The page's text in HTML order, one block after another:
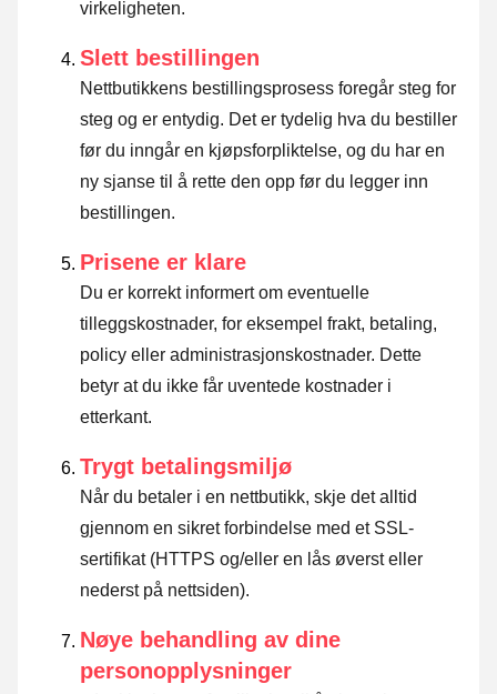
virkeligheten.
Slett bestillingen
Nettbutikkens bestillingsprosess foregår steg for
steg og er entydig. Det er tydelig hva du bestiller
før du inngår en kjøpsforpliktelse, og du har en
ny sjanse til å rette den opp før du legger inn
bestillingen.
Prisene er klare
Du er korrekt informert om eventuelle
tilleggskostnader, for eksempel frakt, betaling,
policy eller administrasjonskostnader. Dette
betyr at du ikke får uventede kostnader i
etterkant.
Trygt betalingsmiljø
Når du betaler i en nettbutikk, skje det alltid
gjennom en sikret forbindelse med et SSL-
sertifikat (HTTPS og/eller en lås øverst eller
nederst på nettsiden).
Nøye behandling av dine
personopplysninger